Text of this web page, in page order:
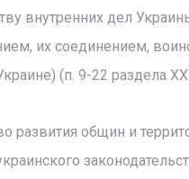
внутренних дел
их соединением,
(п. 9-22 раздела
развития общин и